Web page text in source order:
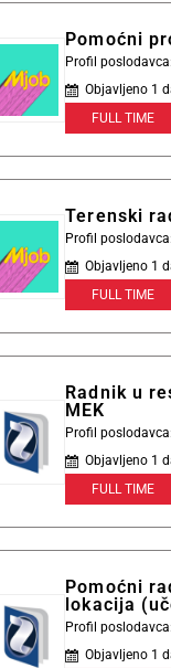
Pomoćni
Profil
Objavljeno 1
FULL TIME
Terenski
Profil
Objavljeno 1
FULL TIME
Radnik u
MEK
Profil
Objavljeno 1
FULL TIME
Pomoćni
lokacija
Profil
Objavljeno 1